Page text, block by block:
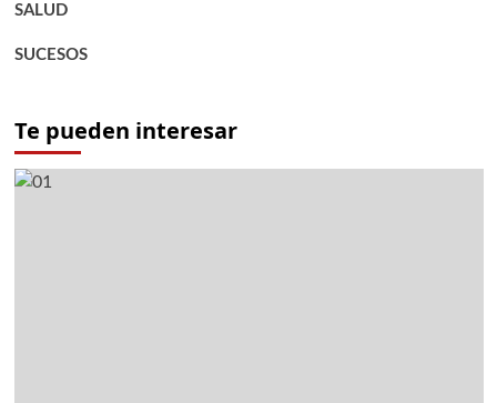
SALUD
SUCESOS
Te pueden interesar